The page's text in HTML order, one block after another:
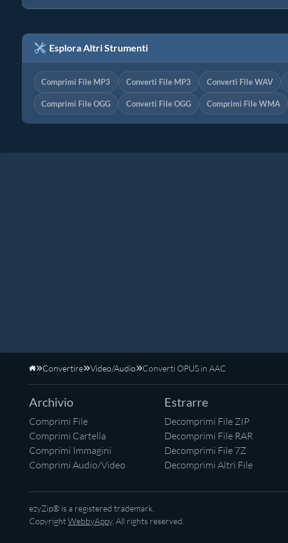
Esplora Altri Strumenti
Comprimi File MP3 Converti File MP3 Converti File WAV
Comprimi File OGG Converti File OGG Comprimi File WMA
Home
Convertire Video/Audio Converti OPUS in AAC
Archivio
Comprimi File
Comprimi Cartella
Comprimi Immagini
Comprimi Audio/Video
Estrarre
Decomprimi File ZIP
Decomprimi File RAR
Decomprimi File 7Z
Decomprimi Altri File
ezyZip® is a registered trademark.
CopyrightWebbyAppy. All rights reserved.